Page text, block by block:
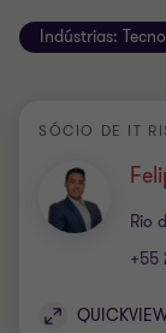
Indústrias:
SÓCIO DE IT
Rio
+55